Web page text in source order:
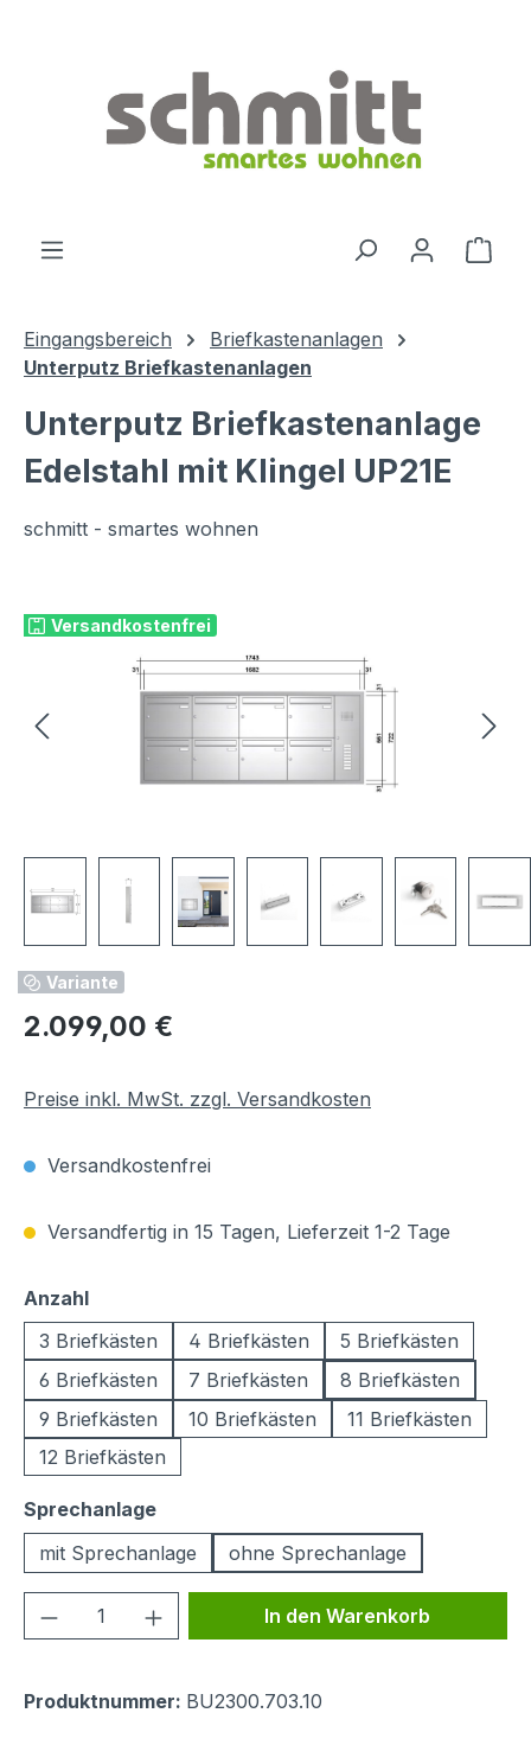
Eingangsbereich
Briefkastenanlagen
Unterputz Briefkastenanlagen
Unterputz Briefkastenanlage
Edelstahl mit Klingel UP21E
schmitt - smartes wohnen
Versandkostenfrei
Variante
Regulärer Preis:
2.099,00 €
Preise inkl. MwSt. zzgl. Versandkosten
Versandkostenfrei
Versandfertig in 15 Tagen, Lieferzeit 1-2 Tage
Anzahlauswählen
3 Briefkästen
4 Briefkästen
5 Briefkästen
6 Briefkästen
7 Briefkästen
8 Briefkästen
9 Briefkästen
10 Briefkästen
11 Briefkästen
12 Briefkästen
Sprechanlageauswählen
mit Sprechanlage
ohne Sprechanlage
Produkt Anzahl: Gib denIn den Warenkorb
Produktnummer: BU2300.703.10